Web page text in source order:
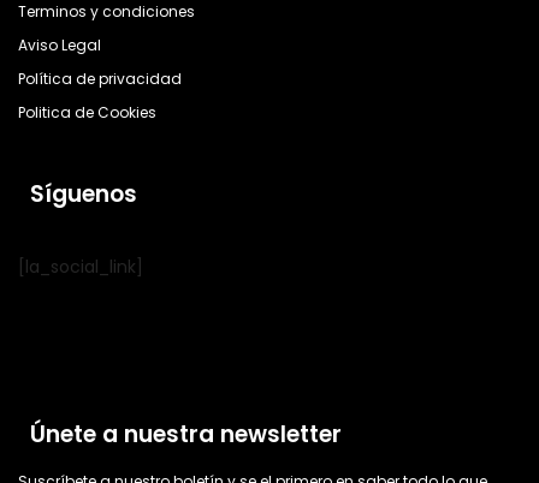
Terminos y condiciones
Aviso Legal
Política de privacidad
Politica de Cookies
Síguenos
[la_social_link]
Únete a nuestra newsletter